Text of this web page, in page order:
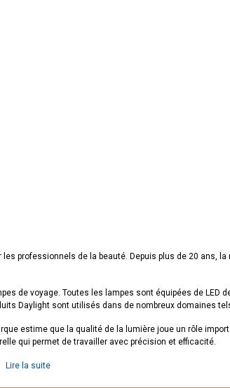
professionnels de la beauté. Depuis plus de 20 ans,
de voyage. Toutes les lampes sont équipées de LED
Daylight sont utilisés dans de nombreux domaines
estime que la qualité de la lumière joue un rôle
qui permet de travailler avec précision et efficacité.
fiabilité et son service clientèle de haut niveau. Les
Lire la suite